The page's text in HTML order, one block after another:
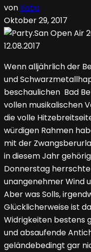
von Katja
Oktober 29, 2017
Wenn alljährlich der
und
beschaulichen Bad
vollen musikalischen
die volle
würdigen Rahmen
mit der
in diesem Jahr
Donnerstag
unangenehmer Wind
Aber was Solls,
Glücklicherweise ist
Widrigkeiten bestens
und absaufende
geländebedingt gar